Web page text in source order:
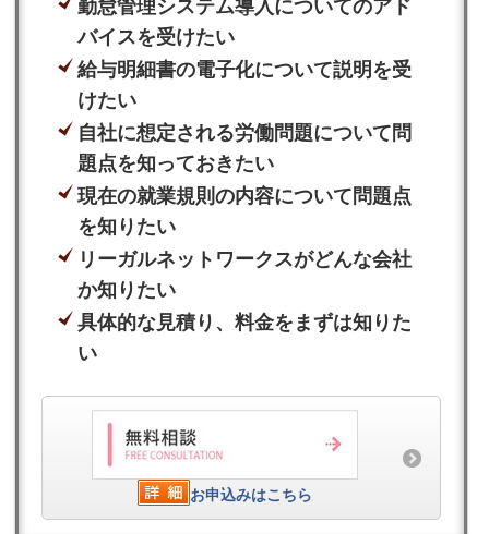
勤怠管理システム導入についてのアド
バイスを受けたい
給与明細書の電子化について説明を受
けたい
自社に想定される労働問題について問
題点を知っておきたい
現在の就業規則の内容について問題点
を知りたい
リーガルネットワークスがどんな会社
か知りたい
具体的な見積り、料金をまずは知りた
い
お申込みはこちら